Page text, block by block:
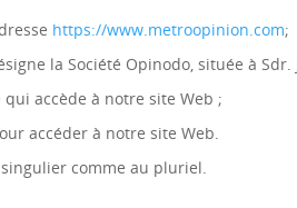
https://www.metroopinion.com;
la Société Opinodo, située à
qui accède à notre site Web ;
accéder à notre site Web.
comme au pluriel.